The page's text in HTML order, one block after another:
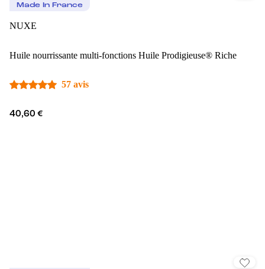
Made In France
NUXE
Huile nourrissante multi-fonctions Huile Prodigieuse® Riche
57 avis
40,60 €